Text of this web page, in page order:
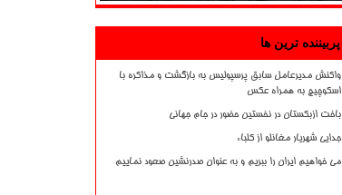
پربیننده ترین ها
واکنش مدیرعامل سابق پرسپولیس به بازگشت و مذاکره با
اسکوچیچ به همراه عکس
باخت ازبکستان در نخستین حضور در جام جهانی
جدایی شهریار مغانلو از کلباء
می خواهیم ایران را ببریم و به عنوان صدرنشین صعود نماییم